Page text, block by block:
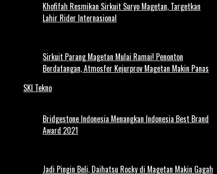
Khofifah Resmikan Sirkuit Suryo Magetan, Targetkan
Lahir Rider Internasional
Sirkuit Parang Magetan Mulai Ramai! Penonton
Berdatangan, Atmosfer Kejurprov Magetan Makin Panas
SKI Tekno
Bridgestone Indonesia Menangkan Indonesia Best Brand
Award 2021
Jadi Pingin Beli, Daihatsu Rocky di Magetan Makin Gagah